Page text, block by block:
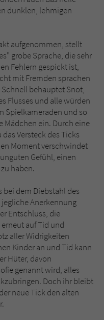
dunklen, lehmigen
aufgenommen, stellt
grobe Sprache, die sehr
Fehlern gespickt ist,
mit Fremden sprachen
behauptet Snot,
Flusses und alle würden
Spielkameraden und so
Mädchen ein. Durch eine
Versteck des Ticks
Moment verschwindet
Gefühl, einen
haben.
bei dem Diebstahl des
Anerkennung
Entschluss, die
auf Tid und
aller Widrigkeiten
Kinder an und Tid kann
Hüter, davon
genannt wird, alles
Doch ihr bleibt
neue Tick den alten